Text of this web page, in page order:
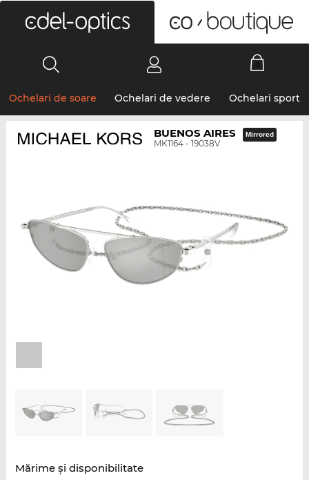
Ochelari de soare Ochelari de vedere Ochelari sport
BUENOS AIRES
MK1164 - 19038V
Mirrored
Mărime şi disponibilitate